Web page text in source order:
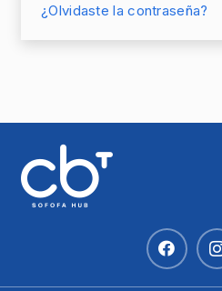
¿Olvidaste la contraseña?